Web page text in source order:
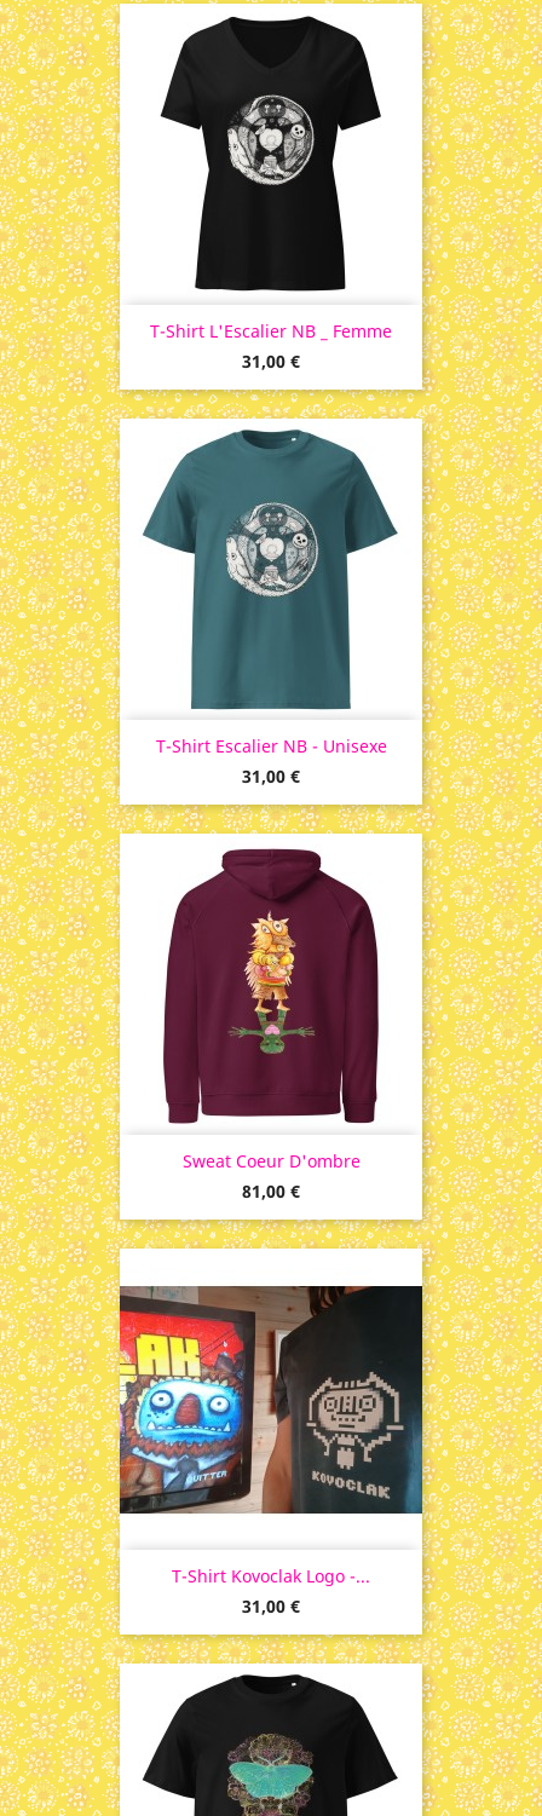
T-Shirt L'Escalier NB _ Femme
Prix
31,00 €
T-Shirt Escalier NB - Unisexe
Prix
31,00 €
Sweat Coeur D'ombre
Prix
81,00 €
T-Shirt Kovoclak Logo -...
Prix
31,00 €